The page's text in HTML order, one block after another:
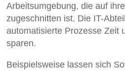
Arbeitsumgebung, die auf
zugeschnitten ist. Die IT-
automatisierte Prozesse Zeit
sparen.
Beispielsweise lassen sich